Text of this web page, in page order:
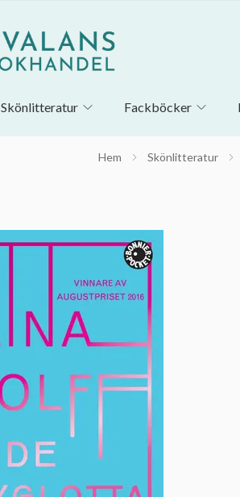
Skönlitteratur Fackböcker
Hem Skönlitteratur